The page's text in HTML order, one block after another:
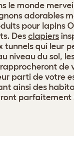
le monde
adorables
pour lapins
Des clapiers
tunnels qui leur
niveau du sol,
de
parti de votre
ainsi des
parfaitement